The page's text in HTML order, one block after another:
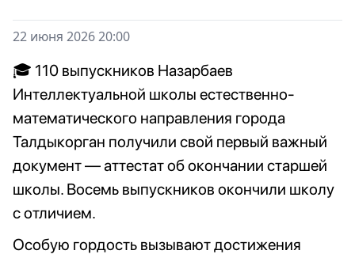
22 июня 2026 20:00
🎓 110 выпускников Назарбаев
Интеллектуальной школы естественно-
математического направления города
Талдыкорган получили свой первый важный
документ — аттестат об окончании старшей
школы. Восемь выпускников окончили школу
с отличием.
Особую гордость вызывают достижения